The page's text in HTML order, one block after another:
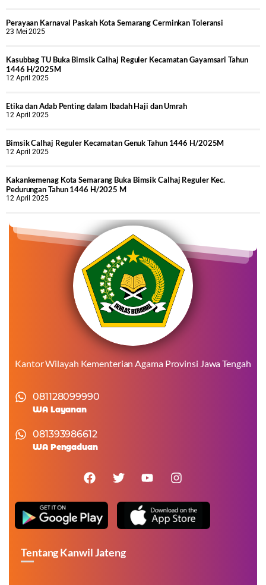
Perayaan Karnaval Paskah Kota Semarang Cerminkan Toleransi
23 Mei 2025
Kasubbag TU Buka Bimsik Calhaj Reguler Kecamatan Gayamsari Tahun
1446 H/2025M
12 April 2025
Etika dan Adab Penting dalam Ibadah Haji dan Umrah
12 April 2025
Bimsik Calhaj Reguler Kecamatan Genuk Tahun 1446 H/2025M
12 April 2025
Kakankemenag Kota Semarang Buka Bimsik Calhaj Reguler Kec.
Pedurungan Tahun 1446 H/2025 M
12 April 2025
Kantor Wilayah Kementerian Agama Provinsi Jawa Tengah
081128099990
WA Layanan
081393986612
WA Pengaduan
Tentang Kanwil Jateng